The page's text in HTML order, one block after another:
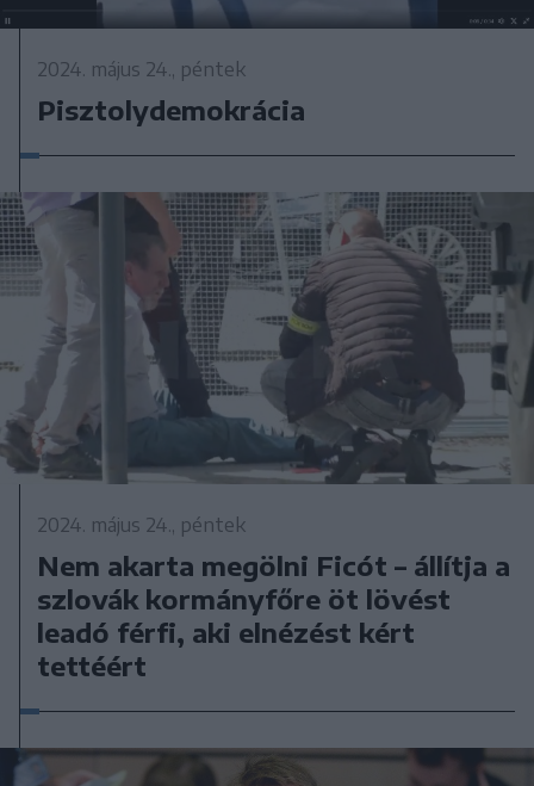
2024. május 24., péntek
Pisztolydemokrácia
2024. május 24., péntek
Nem akarta megölni Ficót – állítja a
szlovák kormányfőre öt lövést
leadó férfi, aki elnézést kért
tettéért